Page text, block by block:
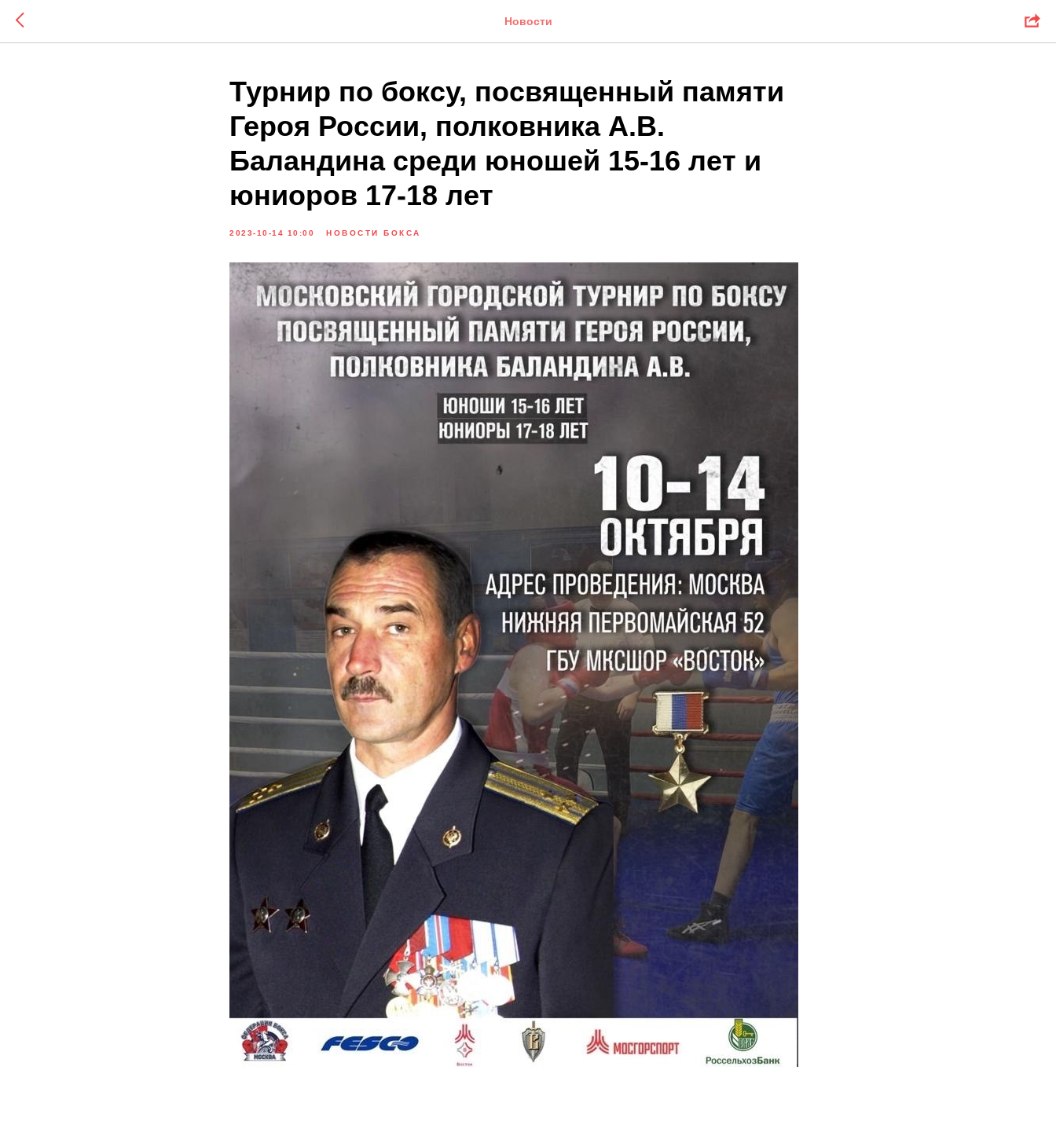
Новости
Турнир по боксу, посвященный памяти
Героя России, полковника А.В.
Баландина среди юношей 15-16 лет и
юниоров 17-18 лет
2023-10-14 10:00 НОВОСТИ БОКСА